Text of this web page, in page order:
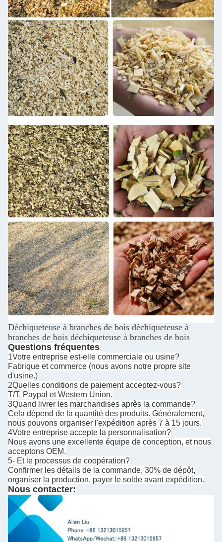
Déchiqueteuse à branches de bois déchiqueteuse à
branches de bois déchiqueteuse à branches de bois
Questions fréquentes:
1Votre entreprise est-elle commerciale ou usine?
Fabrique et commerce (nous avons notre propre site
d'usine.)
2Quelles conditions de paiement acceptez-vous?
T/T, Paypal et Western Union.
3Quand livrer les marchandises après la commande?
Cela dépend de la quantité des produits. Généralement,
nous pouvons organiser l'expédition après 7 à 15 jours.
4Votre entreprise accepte la personnalisation?
Nous avons une excellente équipe de conception, et nous
acceptons OEM.
5- Et le processus de coopération?
Confirmer les détails de la commande, 30% de dépôt,
organiser la production, payer le solde avant expédition.
Nous contacter: